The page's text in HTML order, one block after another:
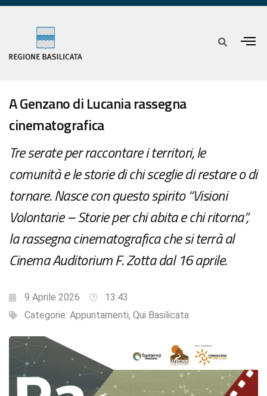
A Genzano di Lucania rassegna
cinematografica
Tre serate per raccontare i territori, le
comunità e le storie di chi sceglie di restare o di
tornare. Nasce con questo spirito “Visioni
Volontarie – Storie per chi abita e chi ritorna”,
la rassegna cinematografica che si terrà al
Cinema Auditorium F. Zotta dal 16 aprile.
9 Aprile 2026
13:43
Categorie: Appuntamenti, Qui Basilicata